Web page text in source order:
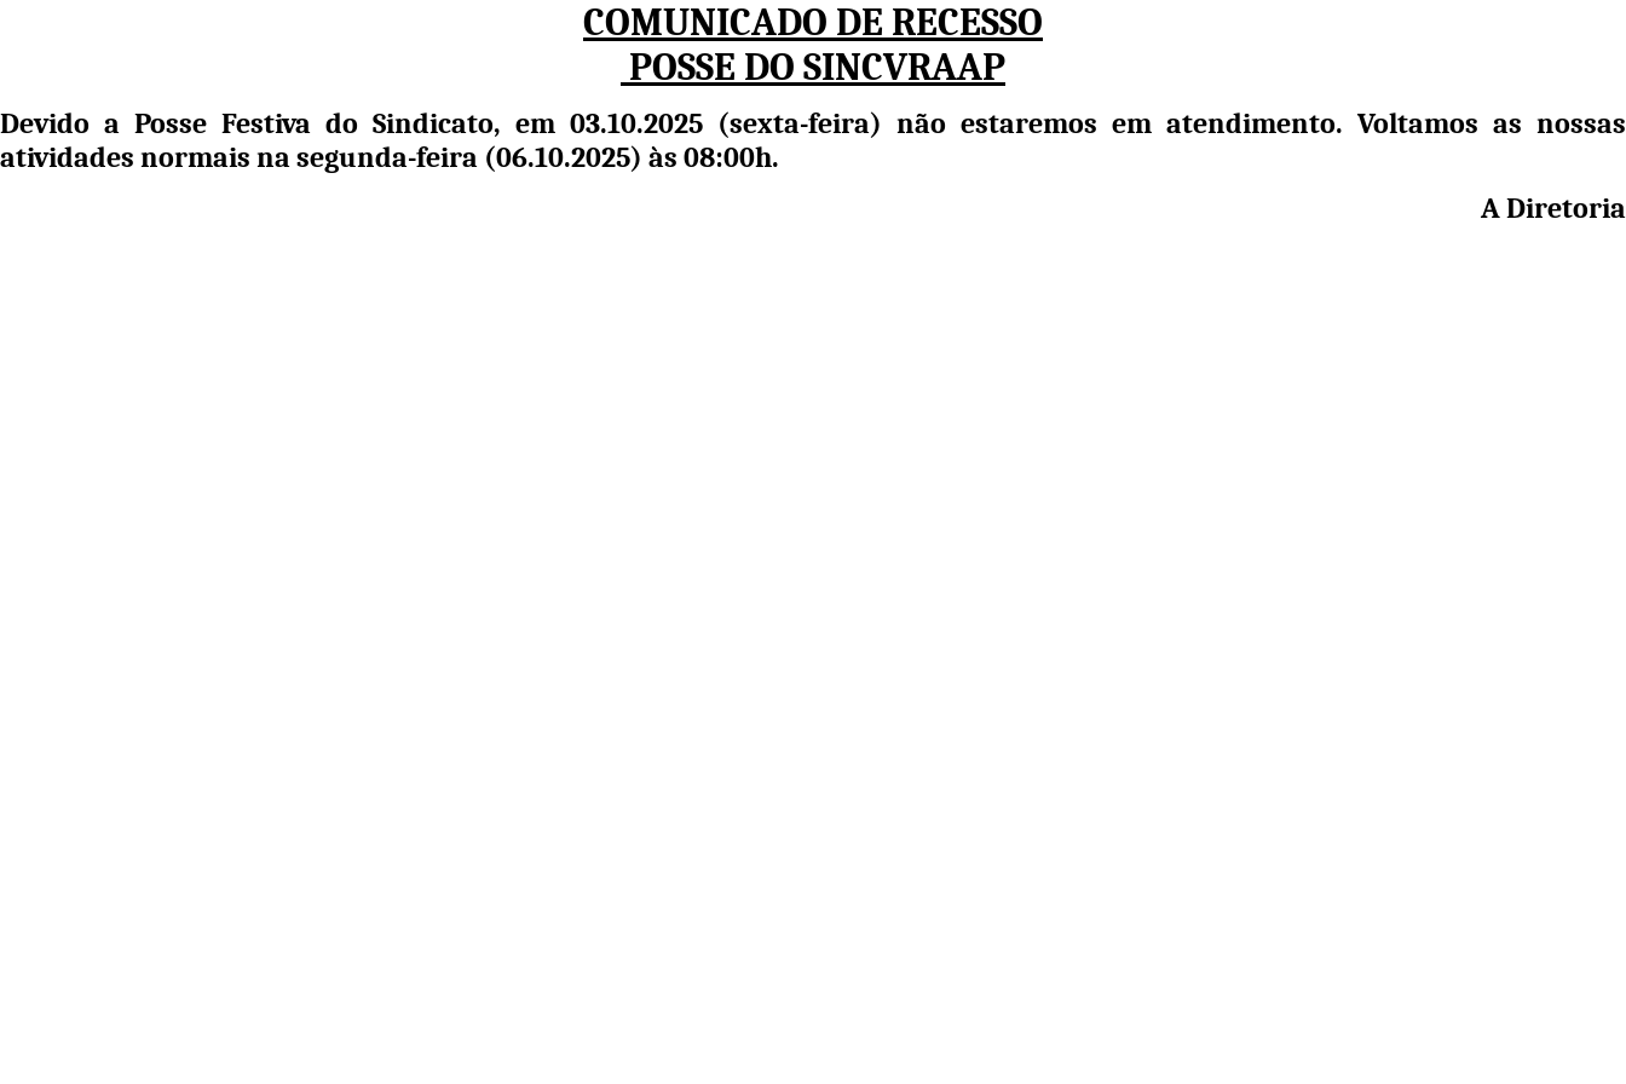
COMUNICADO DE RECESSO
POSSE DO SINCVRAAP
Devido a Posse Festiva do Sindicato, em 03.10.2025 (sexta-feira) não estaremos em atendimento. Voltamos as nossas
atividades normais na segunda-feira (06.10.2025) às 08:00h.
A Diretoria